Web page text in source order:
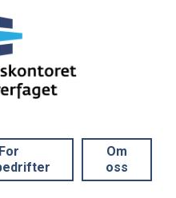
For
Om
oss